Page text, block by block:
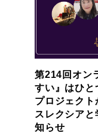
第214回オン
すい』はひ
プロジェクト
スレクシア
知らせ